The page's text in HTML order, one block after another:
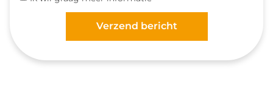
Verzend bericht